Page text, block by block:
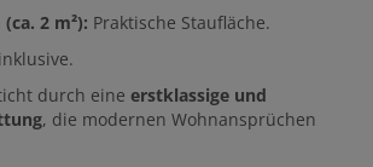
2 m²): Praktische Staufläche.
inklusive.
durch eine erstklassige und
, die modernen Wohnansprüchen